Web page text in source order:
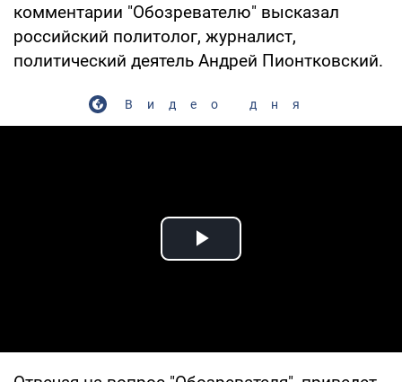
комментарии "Обозревателю" высказал
российский политолог, журналист,
политический деятель Андрей Пионтковский.
Видео дня
Play Video